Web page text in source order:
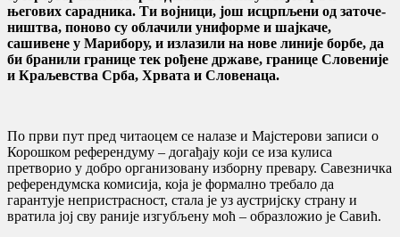
његових сарадника. Ти војници, још исцрпљени од зато­че­
ништва, поново су облачили униформе и шајкаче,
сашивене у Марибору, и излазили на нове линије борбе, да
би бранили границе тек рођене државе, границе Словеније
и Краљевства Срба, Хрвата и Словенаца.
По први пут пред читаоцем се налазе и Мајстерови записи о
Корошком референдуму – догађају који се иза кулиса
претворио у добро организовану изборну превару. Савезничка
референдумска комисија, која је формално требало да
гарантује непристрасност, стала је уз аустријску страну и
вратила јој сву раније изгубљену моћ – образложио је Савић.